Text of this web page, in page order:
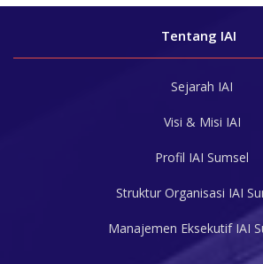
Tentang IAI
Sejarah IAI
Visi & Misi IAI
Profil IAI Sumsel
Struktur Organisasi IAI
Manajemen Eksekutif IAI